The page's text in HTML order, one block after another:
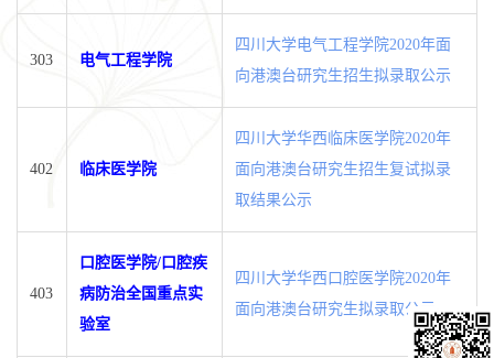
303 电气工程学院
四川大学电气工程学院2020年面
向港澳台研究生招生拟录取公示
402 临床医学院
四川大学华西临床医学院2020年
面向港澳台研究生招生复试拟录
取结果公示
403
口腔医学院/口腔疾
病防治全国重点实
验室
四川大学华西口腔医学院2020年
面向港澳台研究生拟录取公示